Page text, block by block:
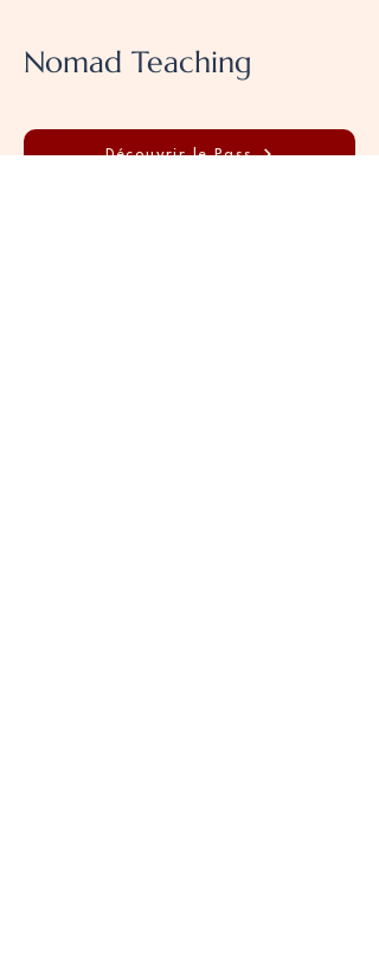
Nomad Teaching
Découvrir le Pass